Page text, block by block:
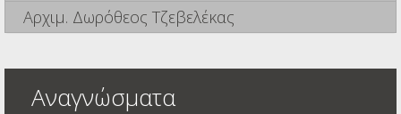
Αρχιμ. Δωρόθεος Τζεβελέκας
Αναγνώσματα